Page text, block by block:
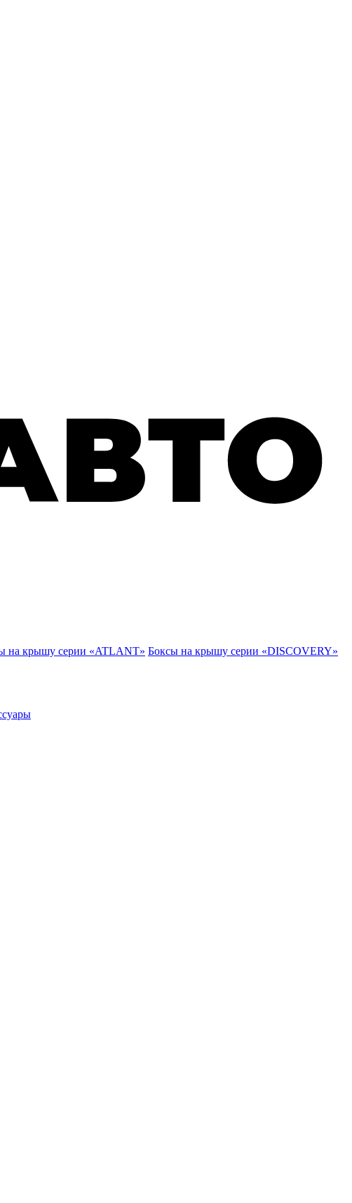
на крышу серии «ATLANT» Боксы на крышу серии «DISCOVERY»